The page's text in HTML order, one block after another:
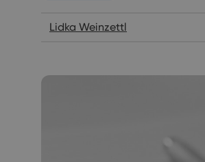
Lidka Weinzettl